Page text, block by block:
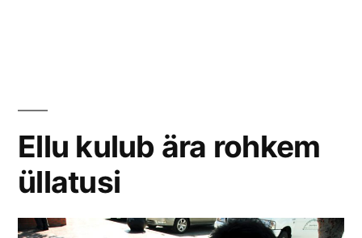
Ellu kulub ära rohkem
üllatusi